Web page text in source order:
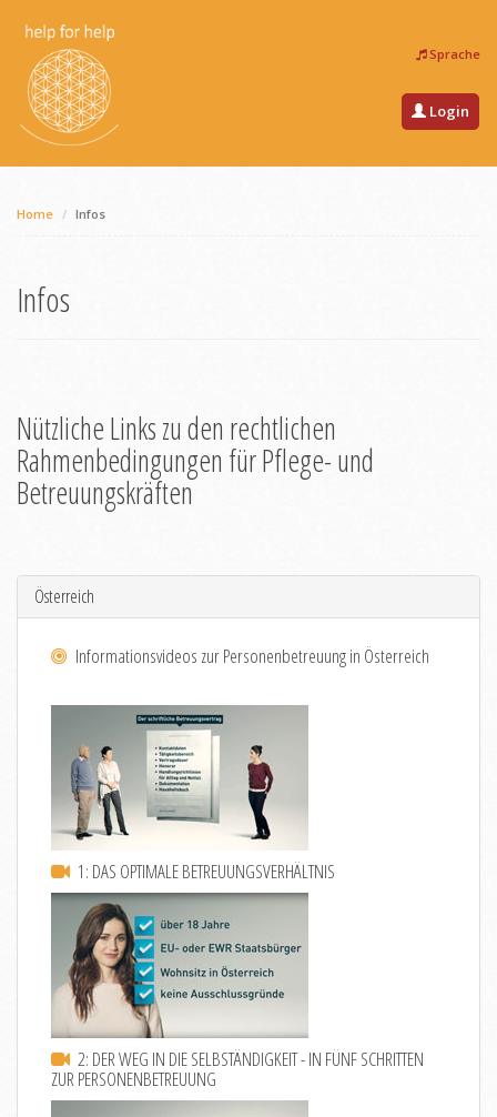
Sprache
Login
Home Infos
Infos
Nützliche Links zu den rechtlichen
Rahmenbedingungen für Pflege- und
Betreuungskräften
Österreich
Informationsvideos zur Personenbetreuung in Österreich
1: DAS OPTIMALE BETREUUNGSVERHÄLTNIS
2: DER WEG IN DIE SELBSTÄNDIGKEIT - IN FÜNF SCHRITTEN
ZUR PERSONENBETREUUNG